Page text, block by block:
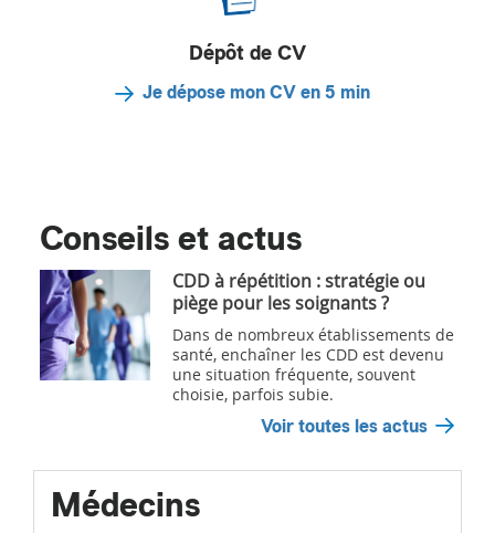
Dépôt de CV
Je dépose mon CV en 5 min
Conseils et actus
CDD à répétition : stratégie ou
piège pour les soignants ?
Dans de nombreux établissements de
santé, enchaîner les CDD est devenu
une situation fréquente, souvent
choisie, parfois subie.
Voir toutes les actus
Médecins